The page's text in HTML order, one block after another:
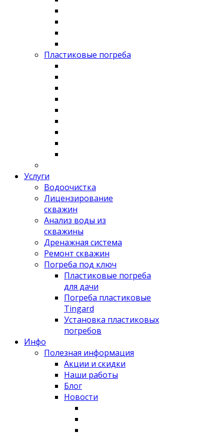
Пластиковые погреба
Услуги
Водоочистка
Лицензирование
скважин
Анализ воды из
скважины
Дренажная система
Ремонт скважин
Погреба под ключ
Пластиковые погреба
для дачи
Погреба пластиковые
Tingard
Установка пластиковых
погребов
Инфо
Полезная информация
Акции и скидки
Наши работы
Блог
Новости